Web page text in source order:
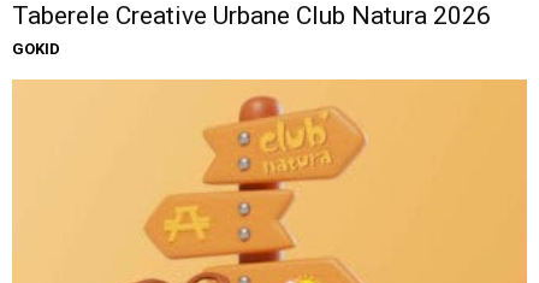
Taberele Creative Urbane Club Natura 2026
GOKID